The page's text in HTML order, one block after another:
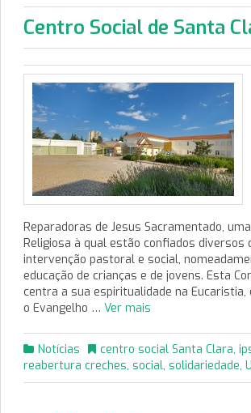
Centro Social de Santa
Reparadoras de Jesus Sacramentado,
Religiosa à qual estão confiados diversos
intervenção pastoral e social,
educação de crianças e de jovens. Esta
centra a sua espiritualidade na
o Evangelho … Ver mais
Notícias centro social Santa Clara,
reabertura creches, social, solidariedade,